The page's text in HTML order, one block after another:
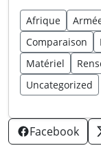
Afrique
Comparaison
Matériel
Uncategorized
Facebook